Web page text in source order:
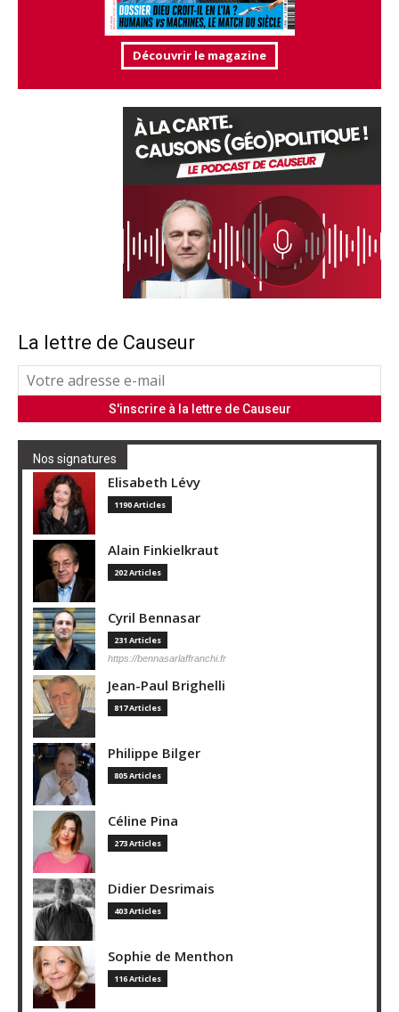
Découvrir le magazine
La lettre de Causeur
Nos signatures
Elisabeth Lévy
1190 Articles
Alain Finkielkraut
202 Articles
Cyril Bennasar
231 Articles
https://bennasarlaffranchi.fr
Jean-Paul Brighelli
817 Articles
Philippe Bilger
805 Articles
Céline Pina
273 Articles
Didier Desrimais
403 Articles
Sophie de Menthon
116 Articles